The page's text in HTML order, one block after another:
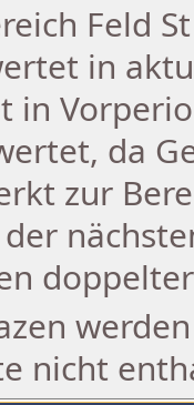
Feld
in
in
da
zur
nicht